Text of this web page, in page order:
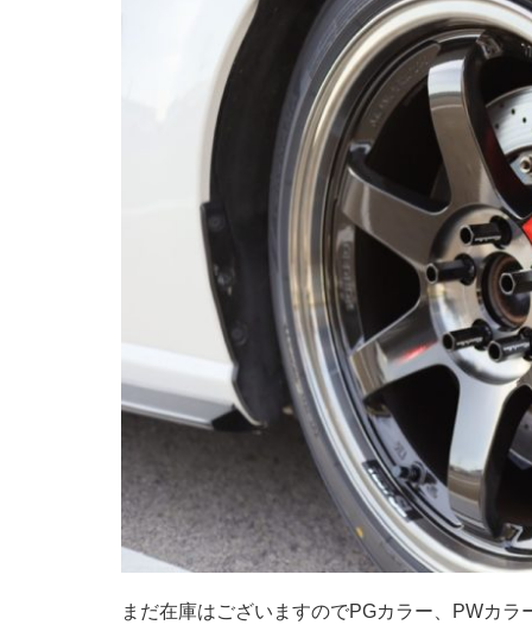
まだ在庫はございますのでPGカラー、PWカラ